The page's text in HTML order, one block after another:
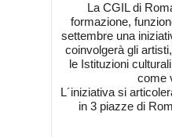
La CGIL di
formazione,
settembre una
coinvolgerà gli
le Istituzioni
come
L´iniziativa si
in 3 piazze di